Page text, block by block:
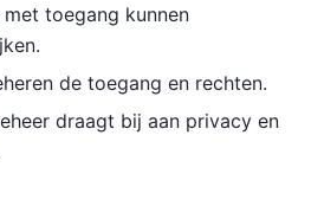
toegang kunnen
de toegang en rechten.
draagt bij aan privacy en